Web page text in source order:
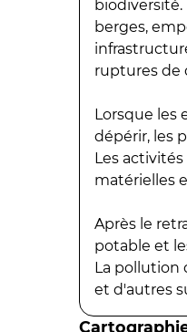
berges,
ruptures de
Lorsque les
dépérir, les
Les
matérielles
Après le
potable et
La pollution
et d'autres